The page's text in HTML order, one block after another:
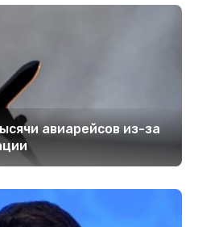
авиарейсов из-за